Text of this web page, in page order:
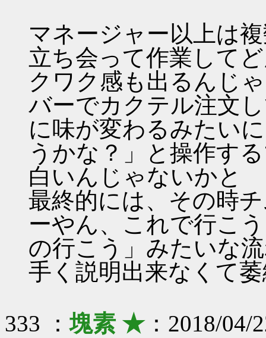
マネージャー以上は
立ち会って作業して
クワク感も出るんじ
バーでカクテル注文
に味が変わるみたい
うかな？」と操作す
白いんじゃないかと
最終的には、その時
ーやん、これで行こ
の行こう」みたいな
手く説明出来なくて
333 ：塊素 ★：2018/04/